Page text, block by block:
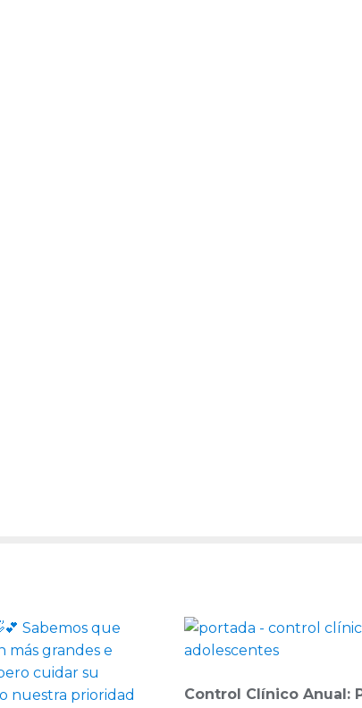
Control Clínico Anual: